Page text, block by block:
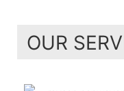
OUR